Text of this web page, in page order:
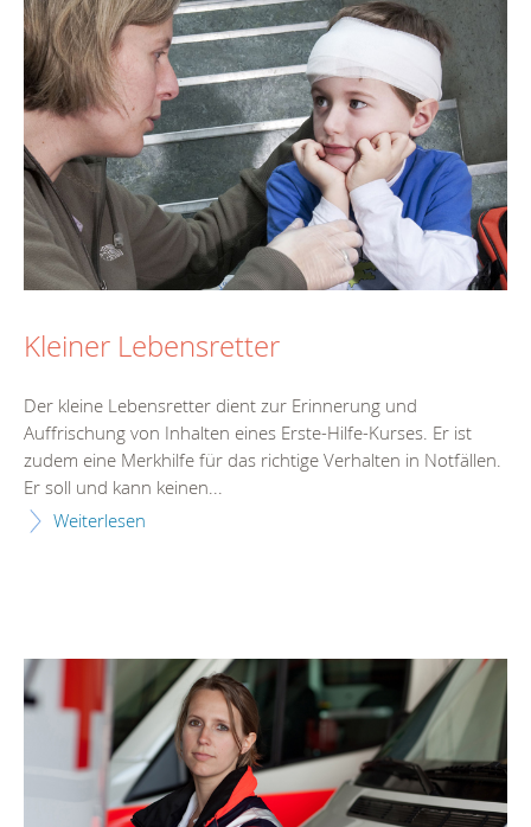
Kleiner Lebensretter
Der kleine Lebensretter dient zur Erinnerung und
Auffrischung von Inhalten eines Erste-Hilfe-Kurses. Er ist
zudem eine Merkhilfe für das richtige Verhalten in Notfällen.
Er soll und kann keinen...
Weiterlesen